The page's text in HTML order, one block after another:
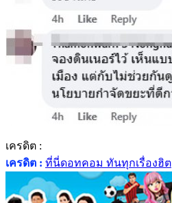
เครดิต :
เครดิต : ที่นี่ดอทคอม ทันทุกเรื่องฮิต